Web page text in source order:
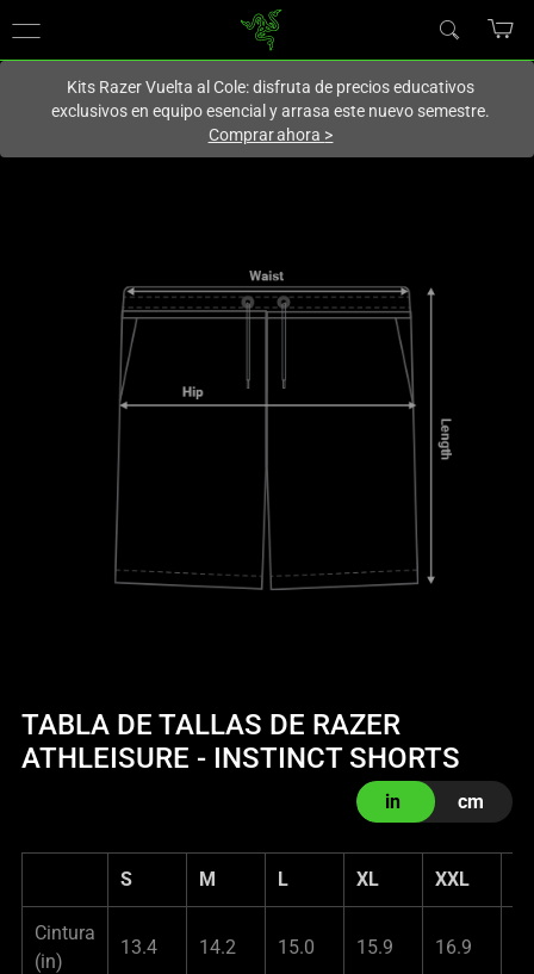
En este momento estás en el sitio de
Kits Razer Vuelta al Cole: disfruta de precios educativos
exclusivos en equipo esencial y arrasa este nuevo semestre.
Comprar ahora >
TABLA DE TALLAS DE RAZER
ATHLEISURE - INSTINCT SHORTS
in cm
S M L XL XXL
Cintura
(in)
13.4 14.2 15.0 15.9 16.9